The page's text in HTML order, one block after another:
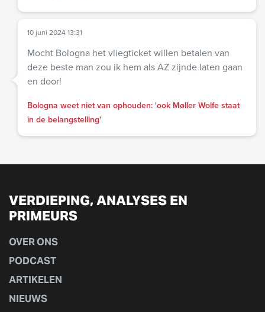
10 juni 2024 13:31
Mocht Bologna het vliegticket willen betalen van
deze beste man zou ik hem als AZ zijnde laten gaan
en door!
Bologna weet niet van ophouden: 'ook Møller Wolfe staat
in de belangstelling'
VERDIEPING, ANALYSES EN
PRIMEURS
OVER ONS
PODCAST
ARTIKELEN
NIEUWS